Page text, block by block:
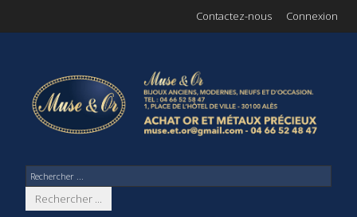
Connexion
Contactez-nous
Rechercher ...